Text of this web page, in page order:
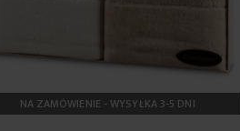
NA ZAMÓWIENIE - WYSYŁKA 3-5 DNI